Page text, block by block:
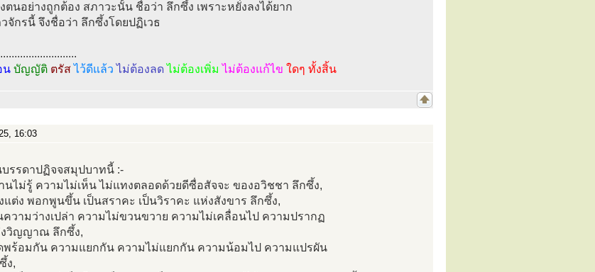
นอย่างถูกต้อง สภาวะนั้น ชื่อว่า ลึกซึ้ง เพราะหยั่งลงได้ยาก
จักรนี้ จึงชื่อว่า ลึกซึ้งโดยปฏิเวธ
น บัญญัติ ตรัสไว้ดีแล้วไม่ต้องลดไม่ต้องเพิ่ม ไม่ต้องแก้ไข ใดๆ ทั้งสิ้น
16:03
บรรดาปฏิจจสมุปบาทนี้ :-
นไม่รู้ ความไม่เห็น ไม่แทงตลอดด้วยดีซื่อสัจจะ ของอวิชชา ลึกซึ้ง,
แต่ง พอกพูนขึ้น เป็นสราคะ เป็นวิราคะ แห่งสังขาร ลึกซึ้ง,
ความว่างเปล่า ความไม่ขวนขวาย ความไม่เคลื่อนไป ความปรากฏ
วิญญาณ ลึกซึ้ง,
พร้อมกัน ความแยกกัน ความไม่แยกกัน ความน้อมไป ความแปรผัน
ง,